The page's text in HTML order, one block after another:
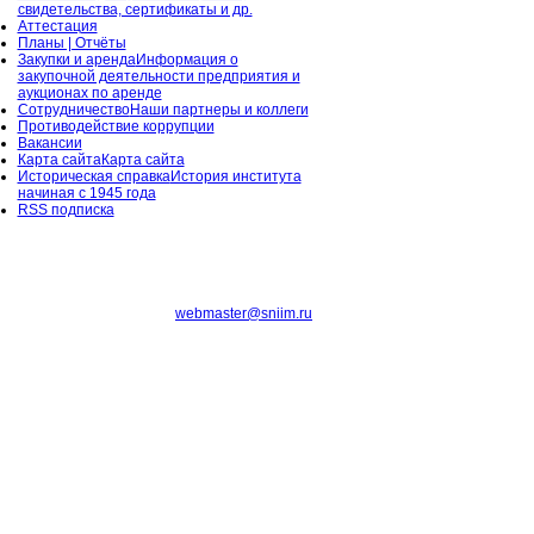
свидетельства, сертификаты и др.
Аттестация
Планы | Отчёты
Закупки и арендаИнформация о
закупочной деятельности предприятия и
аукционах по аренде
СотрудничествоНаши партнеры и коллеги
Противодействие коррупции
Вакансии
Карта сайтаКарта сайта
Историческая справкаИстория института
начиная с 1945 года
RSS подписка
webmaster@sniim.ru